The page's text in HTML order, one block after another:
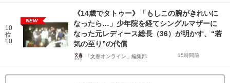
10
位
10
NEW
《14歳でタトゥー》「もしこの腕がきれいに
なったら…」少年院を経てシングルマザーに
なった元レディース総長（36）が明かす、“若
気の至り”の代償
「文春オンライン」編集部 15時間前